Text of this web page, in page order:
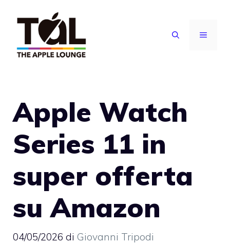
contenuto
MENU
Apple Watch
Series 11 in
super offerta
su Amazon
04/05/2026 di Giovanni Tripodi